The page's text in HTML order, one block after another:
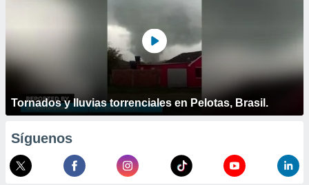
Tornados y lluvias torrenciales en Pelotas, Brasil.
Síguenos